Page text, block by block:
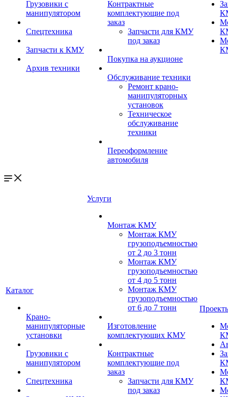
Грузовики с
манипулятором
Спецтехника
Запчасти к КМУ
Архив техники
Контрактные
комплектующие под
заказ
Запчасти для КМУ
под заказ
Покупка на аукционе
Обслуживание техники
Ремонт крано-
манипуляторных
установок
Техническое
обслуживание
техники
Переоформление
автомобиля
Каталог
Крано-
манипуляторные
установки
Грузовики с
манипулятором
Спецтехника
Услуги
Монтаж КМУ
Монтаж КМУ
грузоподъемностью
от 2 до 3 тонн
Монтаж КМУ
грузоподъемностью
от 4 до 5 тонн
Монтаж КМУ
грузоподъемностью
от 6 до 7 тонн
Изготовление
комплектующих КМУ
Контрактные
комплектующие под
заказ
Запчасти для КМУ
под заказ